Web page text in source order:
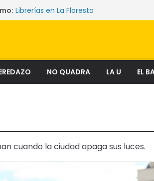
Librerías en La Floresta
Las mujeres que sostienen los
aspiración social
Tecnología y lectura
NO QUADRA LA U EL
cuando la ciudad apaga sus luces.